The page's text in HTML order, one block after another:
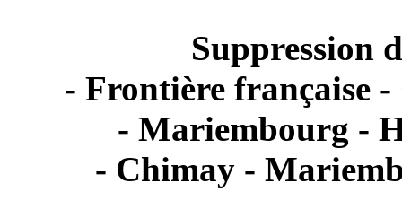
Suppression
- Frontière française
- Mariembourg -
- Chimay -